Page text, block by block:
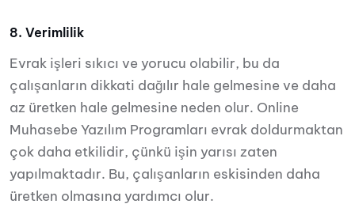
8. Verimlilik
Evrak işleri sıkıcı ve yorucu olabilir, bu da
çalışanların dikkati dağılır hale gelmesine ve daha
az üretken hale gelmesine neden olur. Online
Muhasebe Yazılım Programları evrak doldurmaktan
çok daha etkilidir, çünkü işin yarısı zaten
yapılmaktadır. Bu, çalışanların eskisinden daha
üretken olmasına yardımcı olur.